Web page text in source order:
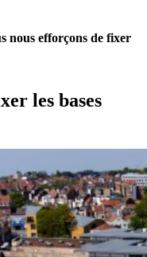
nous efforçons de fixer
les bases